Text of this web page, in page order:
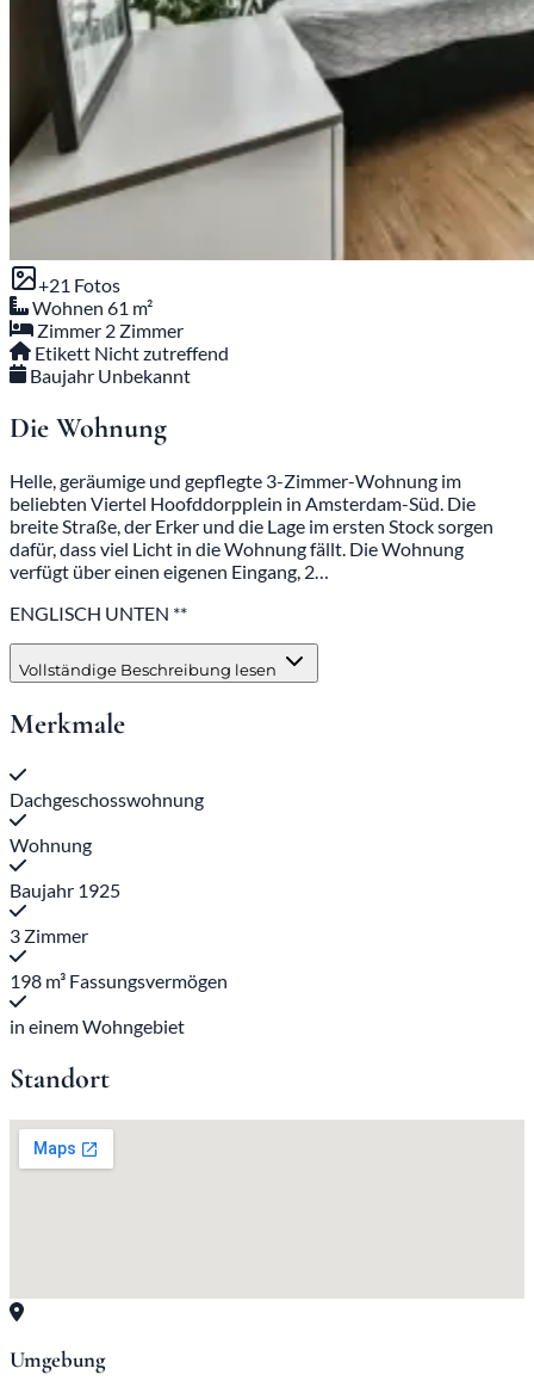
+21 Fotos
Wohnen 61 m²
Zimmer 2 Zimmer
Etikett Nicht zutreffend
Baujahr Unbekannt
Die Wohnung
Helle, geräumige und gepflegte 3-Zimmer-Wohnung im
beliebten Viertel Hoofddorpplein in Amsterdam-Süd. Die
breite Straße, der Erker und die Lage im ersten Stock sorgen
dafür, dass viel Licht in die Wohnung fällt. Die Wohnung
verfügt über einen eigenen Eingang, 2…
ENGLISCH UNTEN **
Vollständige Beschreibung lesen
Merkmale
Dachgeschosswohnung
Wohnung
Baujahr 1925
3 Zimmer
198 m³ Fassungsvermögen
in einem Wohngebiet
Standort
Umgebung